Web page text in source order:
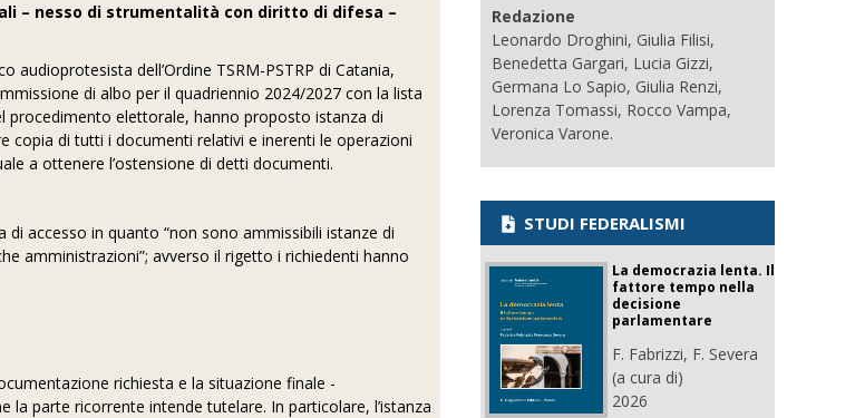
– nesso di strumentalità con diritto di difesa –
dell’Ordine TSRM-PSTRP di Catania,
di albo per il quadriennio 2024/2027 con la lista
elettorale, hanno proposto istanza di
copia di tutti i documenti relativi e inerenti le operazioni
a ottenere l’ostensione di detti documenti.
di accesso in quanto “non sono ammissibili istanze di
amministrazioni”; avverso il rigetto i richiedenti hanno
richiesta e la situazione finale -
parte ricorrente intende tutelare. In particolare, l’istanza
Redazione
Leonardo Droghini, Giulia Filisi,
Benedetta Gargari, Lucia Gizzi,
Germana Lo Sapio, Giulia Renzi,
Lorenza Tomassi, Rocco Vampa,
Veronica Varone.
STUDI FEDERALISMI
La democrazia lenta. Il
fattore tempo nella
decisione
parlamentare
F. Fabrizzi, F. Severa
(a cura di)
2026